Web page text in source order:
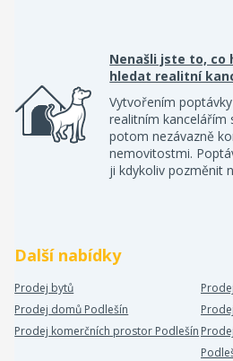
Nenašli jste to, co
hledat realitní
Vytvořením
realitním kancelářím
potom nezávazně
nemovitostmi.
ji kdykoliv pozměnit
Další nabídky
Prodej bytů
Prodej domů Podlešín
Prodej komerčních prostor Podlešín